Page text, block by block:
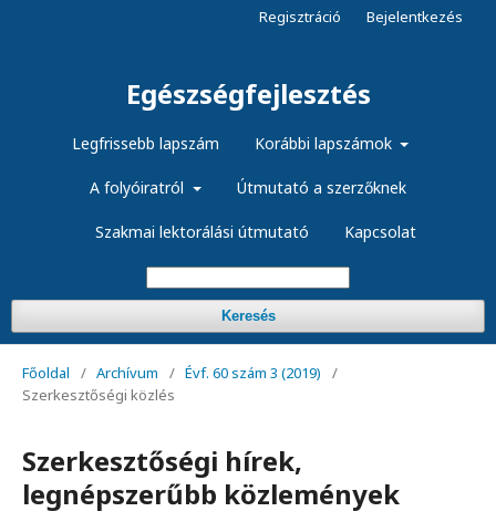
Egészségfejlesztés
Legfrissebb lapszám Korábbi lapszámok
A folyóiratról Útmutató a szerzőknek
Szakmai lektorálási útmutató Kapcsolat
Keresés
Regisztráció Bejelentkezés
Főoldal / Archívum / Évf. 60 szám 3 (2019)
/
Szerkesztőségi közlés
Szerkesztőségi hírek,
legnépszerűbb közlemények